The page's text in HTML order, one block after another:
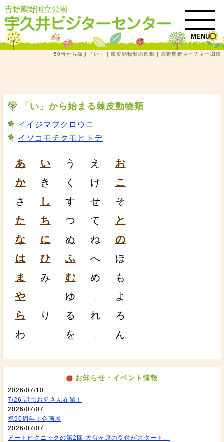
MENU
50音から探す「い」 | 棘皮動物類の図鑑 | 吉野熊野ネイチャー図鑑
「い」から始まる棘皮動物類
イイジマフクロウニ
イソコモチクモヒトデ
あ い う え
お
か
き く け
こ
さ
し す せ
そ
た
ち つ て
と
な
に ぬ ね
の
は
ひ ふ へ
ほ
ま
み む め
も
や
ゆ
よ
ら
り る れ
ろ
わ
を ん
お知らせ・イベント情報
2026/07/10
7/26 昆虫お兄さん在館！
2026/07/07
祝90周年！企画展
2026/07/07
アートピクニックの第2回 大台ヶ原の受付がスタート。